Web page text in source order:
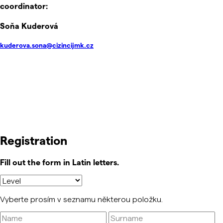
coordinator:
Soňa Kuderová
kuderova.sona@cizincijmk.cz
Registration
Fill out the form in Latin letters.
Vyberte prosím v seznamu některou položku.